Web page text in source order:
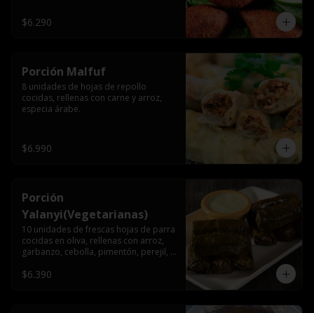
$6.290
Porción Malfuf
8 unidades de hojas de repollo
cocidas, rellenas con carne y arroz,
especia árabe.
$6.990
Porción
Yalanyi(Vegetarianas)
10 unidades de frescas hojas de parra
cocidas en oliva, rellenas con arroz,
garbanzo, cebolla, pimentón, perejil,
$6.390